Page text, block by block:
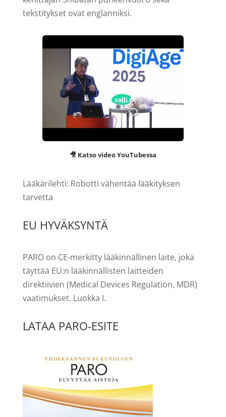
tekstitykset ovat englanniksi.
🎥 Katso video YouTubessa
Lääkärilehti: Robotti vähentää lääkityksen
tarvetta
EU HYVÄKSYNTÄ
PARO on CE-merkitty lääkinnällinen laite, joka
täyttää EU:n lääkinnällisten laitteiden
direktiivien (Medical Devices Regulation, MDR)
vaatimukset. Luokka I.
LATAA PARO-ESITE